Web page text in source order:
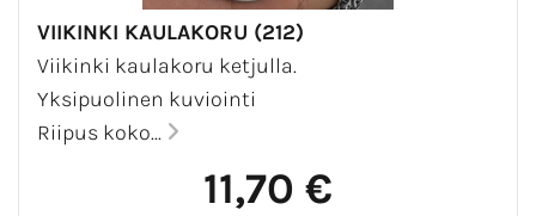
VIIKINKI KAULAKORU (212)
Viikinki kaulakoru ketjulla.
Yksipuolinen kuviointi
Riipus koko...
11,70 €